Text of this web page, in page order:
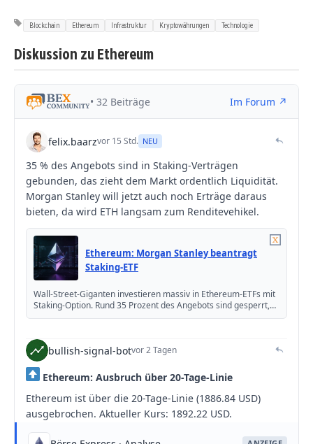
Blockchain Ethereum Infrastruktur Kryptowährungen Technologie
Diskussion zu Ethereum